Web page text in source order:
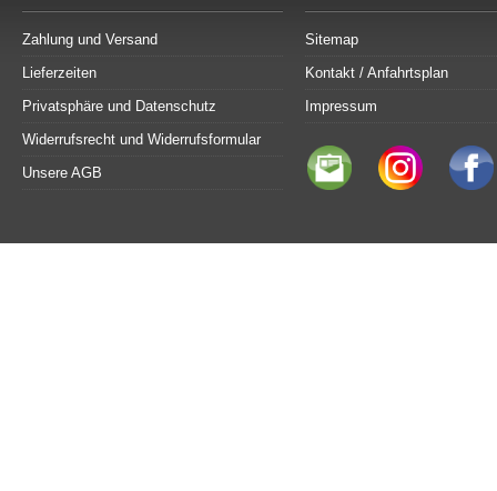
Zahlung und Versand
Lieferzeiten
Privatsphäre und Datenschutz
Widerrufsrecht und Widerrufsformular
Unsere AGB
Sitemap
Kontakt / Anfahrtsplan
Impressum